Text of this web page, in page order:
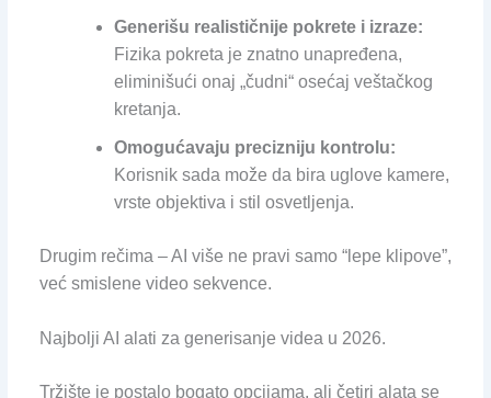
Generišu realističnije pokrete i izraze:
Fizika pokreta je znatno unapređena,
eliminišući onaj „čudni“ osećaj veštačkog
kretanja.
Omogućavaju precizniju kontrolu:
Korisnik sada može da bira uglove kamere,
vrste objektiva i stil osvetljenja.
Drugim rečima – AI više ne pravi samo “lepe klipove”,
već smislene video sekvence.
Najbolji AI alati za generisanje videa u 2026.
Tržište je postalo bogato opcijama, ali četiri alata se